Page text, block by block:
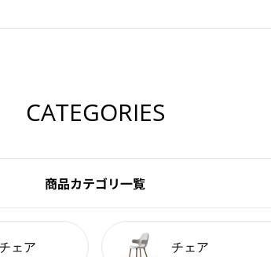
CATEGORIES
商品カテゴリ一覧
ェア チェア